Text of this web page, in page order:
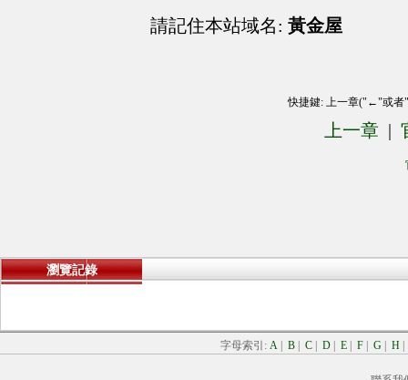
請記住本站域名: 黃金屋
快捷鍵: 上一章("←"或
上一章 |
瀏覽記錄
字母索引: A B C D E F G H